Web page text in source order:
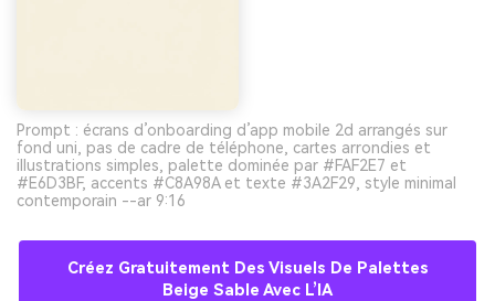
Prompt : écrans d’onboarding d’app mobile 2d arrangés sur
fond uni, pas de cadre de téléphone, cartes arrondies et
illustrations simples, palette dominée par #FAF2E7 et
#E6D3BF, accents #C8A98A et texte #3A2F29, style minimal
contemporain --ar 9:16
Créez Gratuitement Des Visuels De Palettes
Beige Sable Avec L’IA